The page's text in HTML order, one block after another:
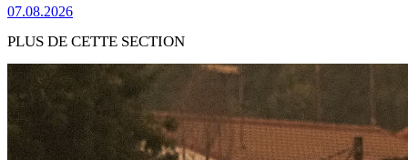
07.08.2026
PLUS DE CETTE SECTION